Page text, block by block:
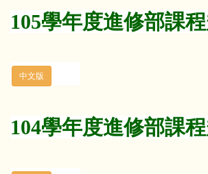
105學年度進修部課
104學年度進修部課